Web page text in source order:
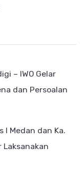
– IWO Gelar
dan Persoalan
I Medan dan Ka.
Laksanakan